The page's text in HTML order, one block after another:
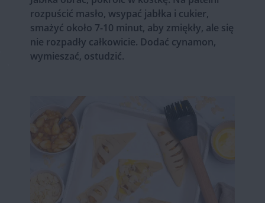
rozpuścić masło, wsypać jabłka i cukier,
smażyć około 7-10 minut, aby zmiękły, ale się
nie rozpadły całkowicie. Dodać cynamon,
wymieszać, ostudzić.